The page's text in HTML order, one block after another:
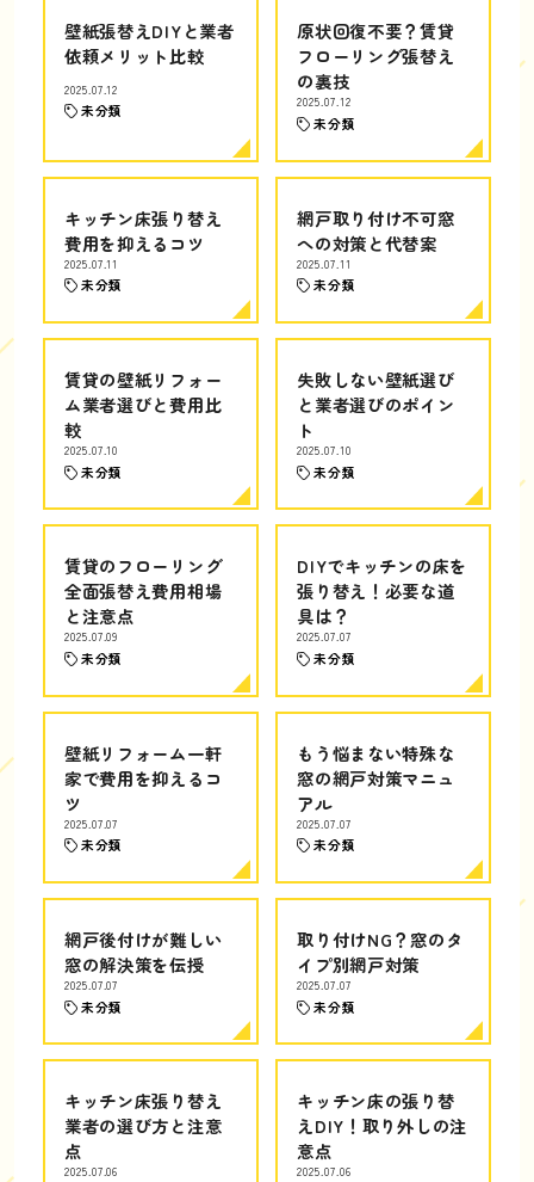
壁紙張替えDIYと業者
依頼メリット比較
2025.07.12
未分類
原状回復不要？賃貸
フローリング張替え
の裏技
2025.07.12
未分類
キッチン床張り替え
費用を抑えるコツ
2025.07.11
未分類
網戸取り付け不可窓
への対策と代替案
2025.07.11
未分類
賃貸の壁紙リフォー
ム業者選びと費用比
較
2025.07.10
未分類
失敗しない壁紙選び
と業者選びのポイン
ト
2025.07.10
未分類
賃貸のフローリング
全面張替え費用相場
と注意点
2025.07.09
未分類
DIYでキッチンの床を
張り替え！必要な道
具は？
2025.07.07
未分類
壁紙リフォーム一軒
家で費用を抑えるコ
ツ
2025.07.07
未分類
もう悩まない特殊な
窓の網戸対策マニュ
アル
2025.07.07
未分類
網戸後付けが難しい
窓の解決策を伝授
2025.07.07
未分類
取り付けNG？窓のタ
イプ別網戸対策
2025.07.07
未分類
キッチン床張り替え
業者の選び方と注意
点
2025.07.06
キッチン床の張り替
えDIY！取り外しの注
意点
2025.07.06